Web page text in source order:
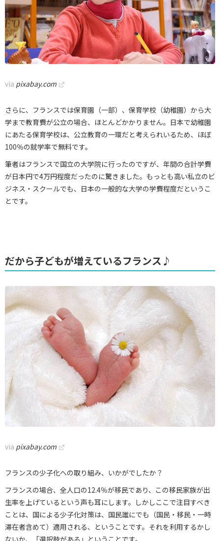
via pixabay.com
さらに、フランスでは保育園（一部）、保育学校（幼稚園）から大
学まで教育費が公立の場合、ほとんどかかりません。日本で幼稚園
にあたる保育学校は、公立教育の一環だと考えられいるため、ほぼ
100％の就学率で無料です。
筆者はフランスで国立の大学院に行ったのですが、年間の合計学費
が日本円で4万円程度だったのに驚きました。もっとも高い私立のビ
ジネス・スクールでも、日本の一般的な大学の学費程度だというこ
とです。
だから子どもが増えているフランス♪
via pixabay.com
フランスの少子化への取り組み、いかがでしたか？
フランスの場合、全人口の12.4％が移民であり、この移民家族が出
生率を上げているという声も耳にします。しかしここで注目すべき
ことは、国による少子化対策は、国民誰にでも（国民・移民・一時
滞在者含めて）適用される、ということです。それを利用するかし